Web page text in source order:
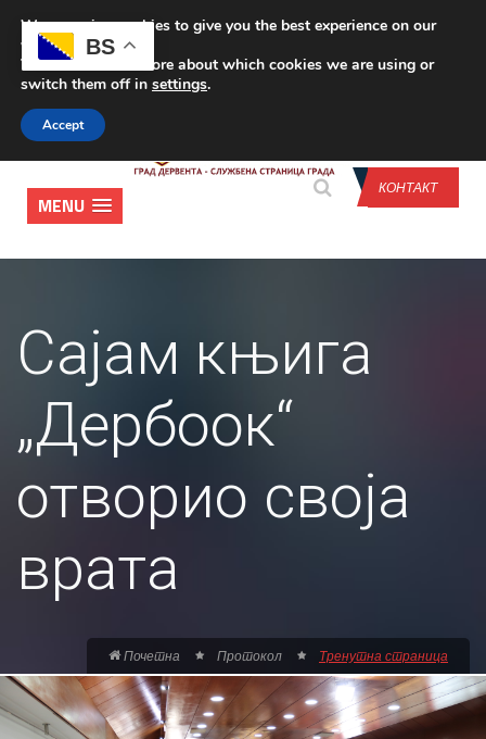
CONTACT US
КОНТАКТ
MENU
Сајам књига
„Дербоок“
отворио своја
врата
Почетна Протокол Тренутна страница
BS
We are using cookies to give you the best experience on our
website.
You can find out more about which cookies we are using or
switch them off in settings.
Accept